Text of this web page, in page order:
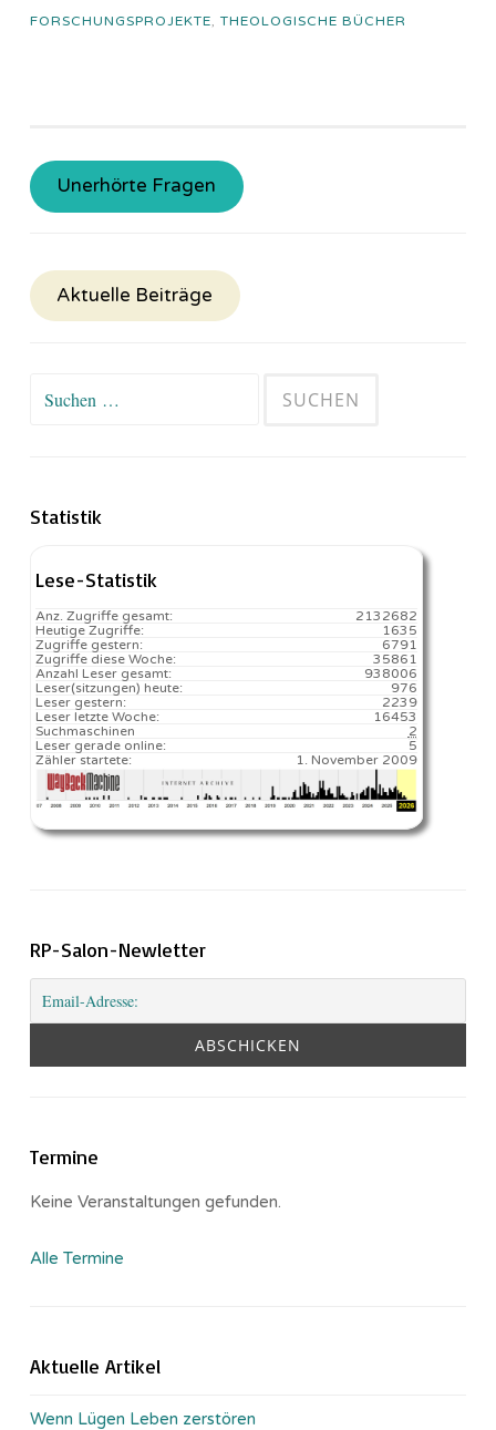
FORSCHUNGSPROJEKTE, THEOLOGISCHE BÜCHER
Unerhörte Fragen
Aktuelle Beiträge
Suchen
Statistik
Lese-Statistik
2132682
Anz. Zugriffe gesamt:
1635
Heutige Zugriffe:
6791
Zugriffe gestern:
35861
Zugriffe diese Woche:
938006
Anzahl Leser gesamt:
976️
Leser(sitzungen) heute:
2239
Leser gestern:
16453️
Leser letzte Woche:
2
Suchmaschinen
5
Leser gerade online:
1. November 2009
Zähler startete:
RP-Salon-Newletter
Termine
Keine Veranstaltungen gefunden.
Alle Termine
Aktuelle Artikel
Wenn Lügen Leben zerstören